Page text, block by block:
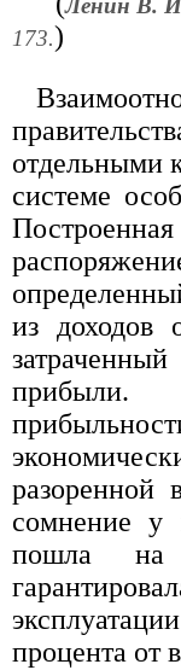
Ленин В.
173.)
отдельными
системе
из доходов
разоренной
сомнение у
пошла на
процента от